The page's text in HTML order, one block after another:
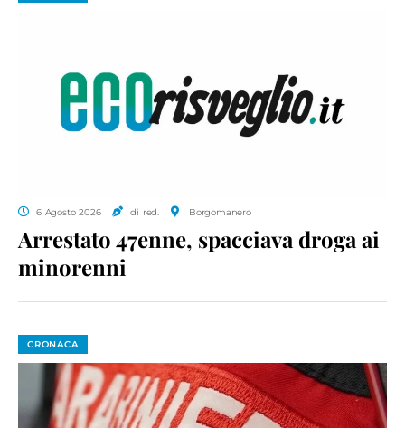
6 Agosto 2026 di red. Borgomanero
Arrestato 47enne, spacciava droga ai
minorenni
CRONACA